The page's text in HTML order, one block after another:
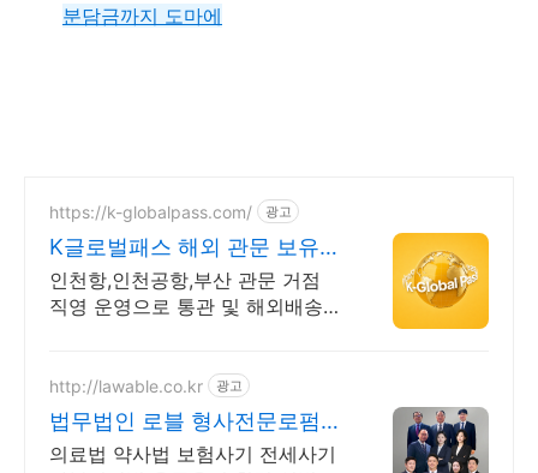
분담금까지 도마에
https://k-globalpass.com/ 광고
K글로벌패스 해외 관문 보유
통관부터 포워딩까지
인천항,인천공항,부산 관문 거점
직영 운영으로 통관 및 해외배송
와 함께하세요.
http://lawable.co.kr 광고
법무법인 로블 형사전문로펌
경찰조사 부터 전담팀운영
의료법 약사법 보험사기 전세사기